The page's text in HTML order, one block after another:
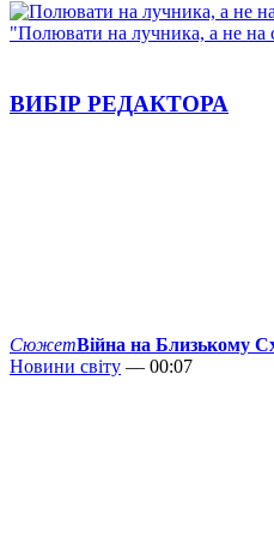
"Полювати на лучника, а не на
ВИБІР РЕДАКТОРА
СюжетВійна на Близькому
Новини світу — 00:07